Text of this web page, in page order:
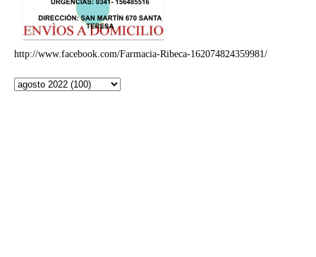
http://www.facebook.com/Farmacia-Ribeca-162074824359981/